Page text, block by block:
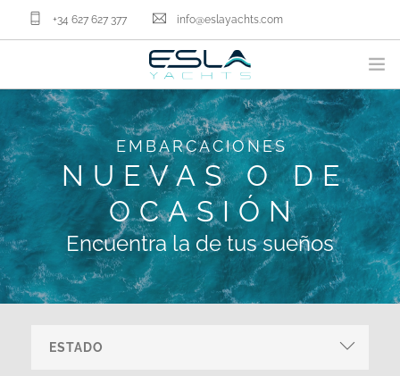
+34 627 627 377 info@eslayachts.com
MARCAS
PROGRAMA EN GESTION
EMBARCACIONES
VENDER TU BARCO
SERVICIOS NÁUTICOS
NOSOTROS
ACTUALIDAD
EMBARCACIONES
NUEVAS O DE
OCASIÓN
Encuentra la de tus sueños